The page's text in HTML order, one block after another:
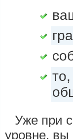
Уже при
уровне, вы